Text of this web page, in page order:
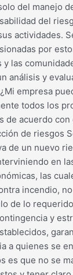
del manejo
del
actividades.
por
las
y
empresa
todos los
acuerdo
de riesgos
un nuevo
en
las
incendio,
lo
y
quienes se
que no se